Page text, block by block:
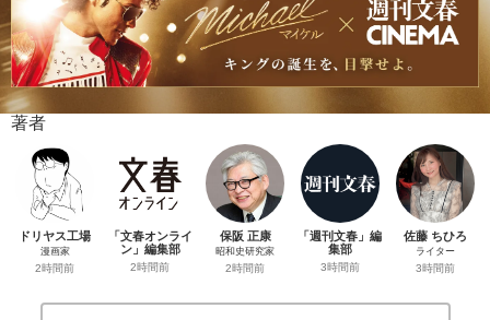
著者
ドリヤス工場
漫画家
2時間前
「文春オンライ
ン」編集部
2時間前
保阪 正康
昭和史研究家
2時間前
「週刊文春」編
集部
3時間前
佐藤 ちひろ
ライター
3時間前